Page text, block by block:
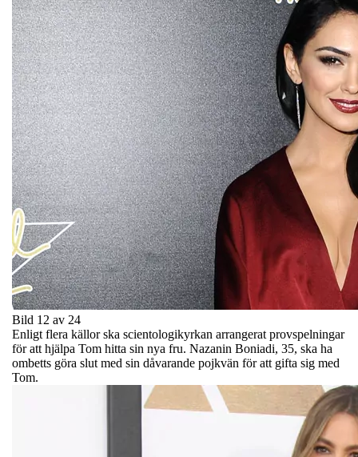
Bild 12 av 24
Enligt flera källor ska scientologikyrkan arrangerat provspelningar
för att hjälpa Tom hitta sin nya fru. Nazanin Boniadi, 35, ska ha
ombetts göra slut med sin dåvarande pojkvän för att gifta sig med
Tom.